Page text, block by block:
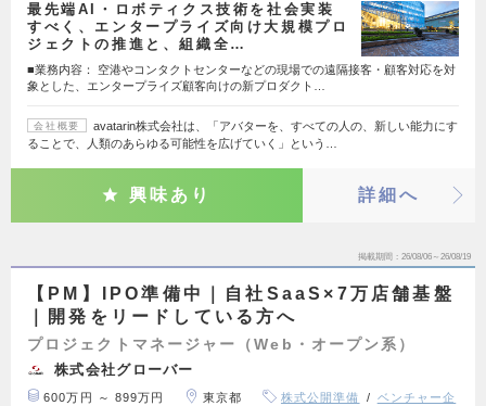
最先端AI・ロボティクス技術を社会実装
すべく、エンタープライズ向け大規模プロ
ジェクトの推進と、組織全…
■業務内容： 空港やコンタクトセンターなどの現場での遠隔接客・顧客対応を対
象とした、エンタープライズ顧客向けの新プロダクト…
会社概要
avatarin株式会社は、「アバターを、すべての人の、新しい能力にす
ることで、人類のあらゆる可能性を広げていく」という…
興味あり 詳細へ
掲載期間 26/08/06～26/08/19
【PM】IPO準備中｜自社SaaS×7万店舗基盤
｜開発をリードしている方へ
プロジェクトマネージャー（Web・オープン系）
株式会社グローバー
600万円 ～ 899万円 東京都 株式公開準備
ベンチャー企